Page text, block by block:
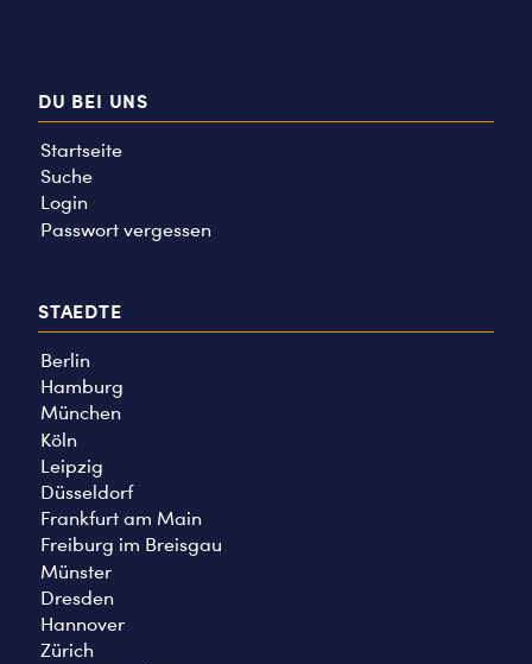
DU BEI UNS
Startseite
Suche
Login
Passwort vergessen
STAEDTE
Berlin
Hamburg
München
Köln
Leipzig
Düsseldorf
Frankfurt am Main
Freiburg im Breisgau
Münster
Dresden
Hannover
Zürich